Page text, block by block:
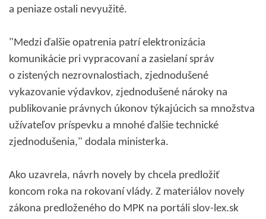
a peniaze ostali nevyužité.
"Medzi ďalšie opatrenia patrí elektronizácia
komunikácie pri vypracovaní a zasielaní správ
o zistených nezrovnalostiach, zjednodušené
vykazovanie výdavkov, zjednodušené nároky na
publikovanie právnych úkonov týkajúcich sa množstva
užívateľov príspevku a mnohé ďalšie technické
zjednodušenia," dodala ministerka.
Ako uzavrela, návrh novely by chcela predložiť
koncom roka na rokovaní vlády. Z materiálov novely
zákona predloženého do MPK na portáli slov-lex.sk